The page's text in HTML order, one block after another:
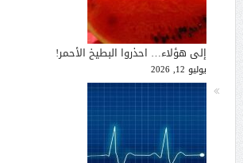
إلى هؤلاء… احذروا البطيخ الأحمر!
يوليو 12, 2026